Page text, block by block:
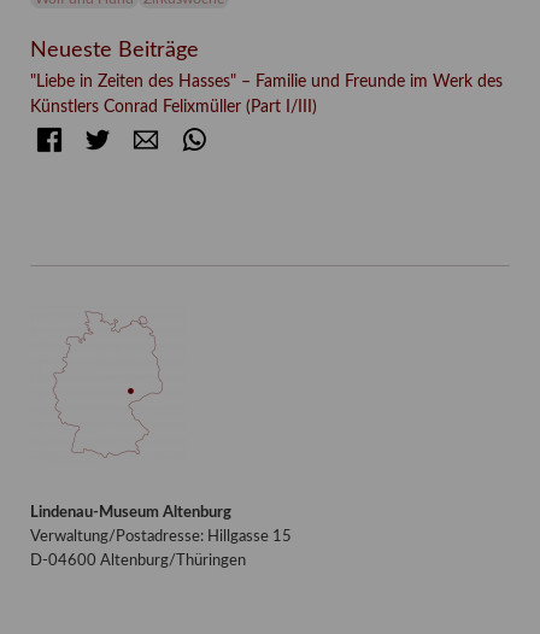
Neueste Beiträge
"Liebe in Zeiten des Hasses" – Familie und Freunde im Werk des
Künstlers Conrad Felixmüller (Part I/III)
FacebookTwitter E-mail
Lindenau-Museum Altenburg
Verwaltung/Postadresse: Hillgasse 15
D-04600 Altenburg/Thüringen